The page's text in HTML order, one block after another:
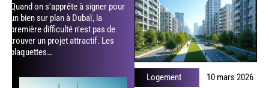
Quand on s'apprête à signer pour
un bien sur plan à Dubaï, la
première difficulté n'est pas de
trouver un projet attractif. Les
plaquettes…
Logement 10 mars 2026